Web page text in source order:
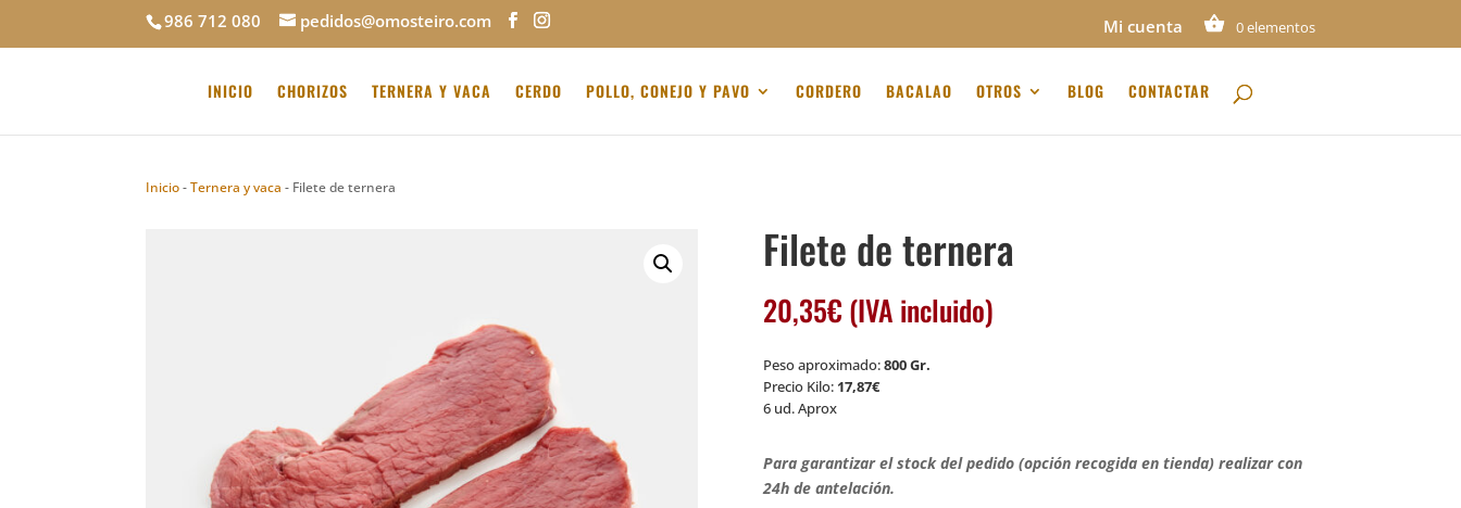
986 712 080 pedidos@omosteiro.com Mi cuenta 0 elementos
INICIO CHORIZOS TERNERA Y VACA CERDO POLLO, CONEJO Y PAVO CORDERO BACALAO OTROS BLOG CONTACTAR
Inicio-Ternera y vaca - Filete de ternera
Filete de ternera
20,35€ (IVA incluido)
Peso aproximado:800 Gr.
Precio Kilo: 17,87€
6 ud. Aprox
Para garantizar el stock del pedido (opción recogida en tienda) realizar con
24h de antelación.